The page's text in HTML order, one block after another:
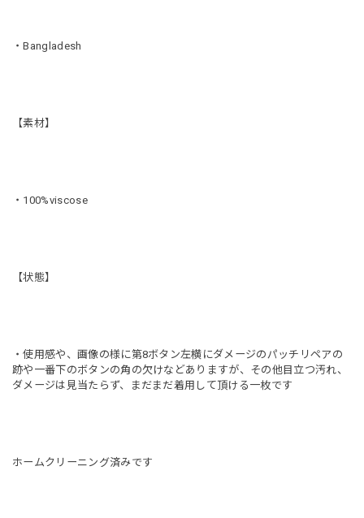
・Bangladesh
【素材】
・100%viscose
【状態】
・使用感や、画像の様に第8ボタン左横にダメージのパッチリペアの
跡や一番下のボタンの角の欠けなどありますが、その他目立つ汚れ、
ダメージは見当たらず、まだまだ着用して頂ける一枚です
ホームクリーニング済みです